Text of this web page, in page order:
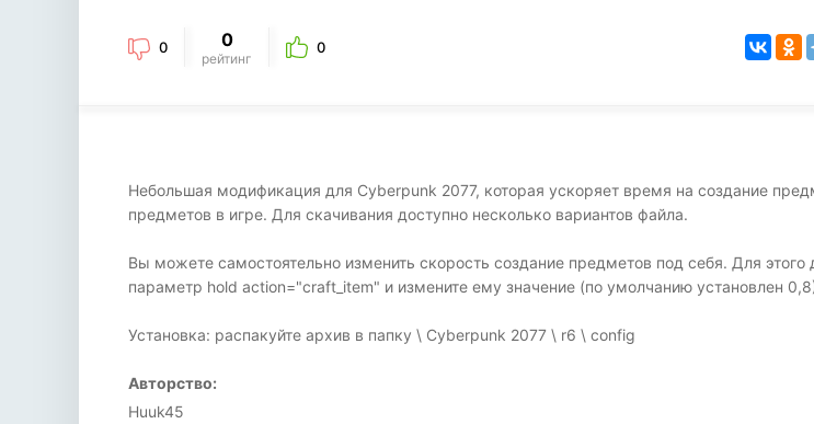
0 0
рейтинг
0
Небольшая модификация для Cyberpunk 2077, которая ускоряет время на создание
предметов в игре. Для скачивания доступно несколько вариантов файла.
Вы можете самостоятельно изменить скорость создание предметов под себя. Для
параметр hold action="craft_item" и измените ему значение (по умолчанию установлен
Установка: распакуйте архив в папку \ Cyberpunk 2077 \ r6 \ config
Авторство:
Huuk45